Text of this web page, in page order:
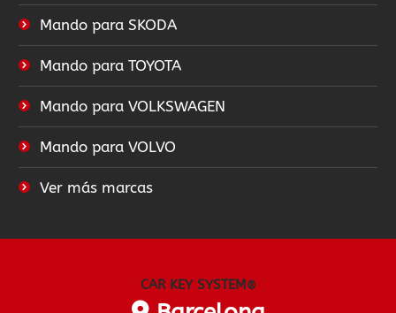
Mando para SKODA
Mando para TOYOTA
Mando para VOLKSWAGEN
Mando para VOLVO
Ver más marcas
CAR KEY SYSTEM ®